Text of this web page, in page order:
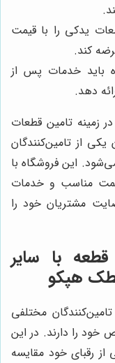
یدکی را با قیمت
کند.
باید خدمات پس از
دهد.
زمینه تامین قطعات
از تامین‌کنندگان
این فروشگاه با
مناسب و خدمات
مشتریان خود را
با سایر
هپکو
مختلفی
خود را دارند. در این
از رقبای خود مقایسه